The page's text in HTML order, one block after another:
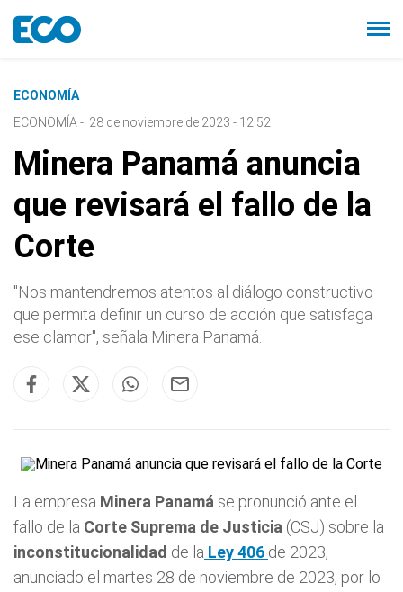
ECONOMÍA
ECONOMÍA - 28 de noviembre de 2023 - 12:52
Minera Panamá anuncia
que revisará el fallo de la
Corte
"Nos mantendremos atentos al diálogo constructivo
que permita definir un curso de acción que satisfaga
ese clamor", señala Minera Panamá.
La empresa Minera Panamá se pronunció ante el
fallo de la Corte Suprema de Justicia (CSJ) sobre la
inconstitucionalidad de la Ley 406 de 2023,
anunciado el martes 28 de noviembre de 2023, por lo